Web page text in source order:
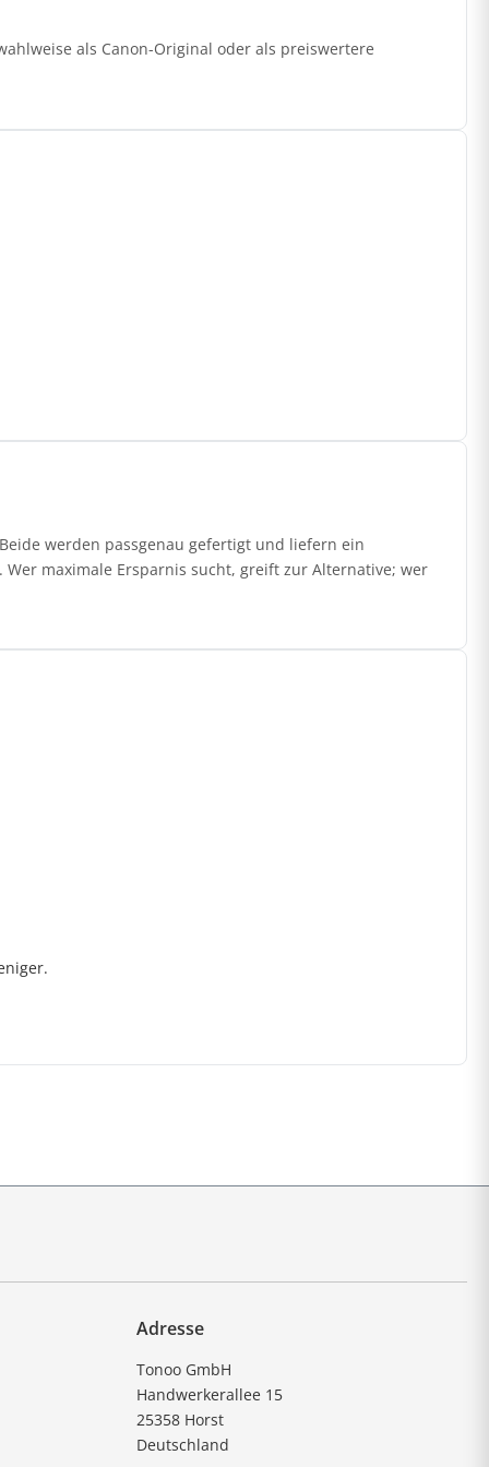
als Canon-Original oder als preiswertere
werden passgenau gefertigt und liefern ein
maximale Ersparnis sucht, greift zur Alternative; wer
Adresse
Tonoo GmbH
Handwerkerallee 15
25358 Horst
Deutschland